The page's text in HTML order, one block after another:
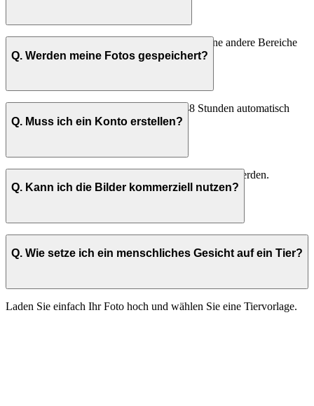
Ja, er ersetzt wichtige Gesichtszüge präzise, ohne andere Bereiche
zu verzerren.
Q. Werden meine Fotos gespeichert?
Nein. Alle Bilder werden innerhalb von 48 Stunden automatisch
gelöscht.
Q. Muss ich ein Konto erstellen?
Nein. Alle Funktionen können ohne Konto genutzt werden.
Q. Kann ich die Bilder kommerziell nutzen?
Es hängt von den Originalbildern ab. Stellen Sie sicher, dass Sie die
entsprechenden Rechte haben.
Q. Wie setze ich ein menschliches Gesicht auf ein Tier?
Laden Sie einfach Ihr Foto hoch und wählen Sie eine Tiervorlage.